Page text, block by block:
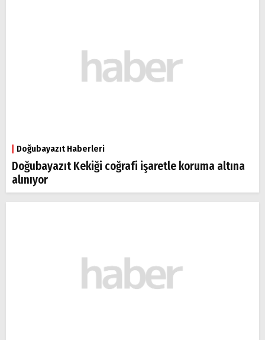
Doğubayazıt Haberleri
Doğubayazıt Kekiği coğrafi işaretle koruma altına
alınıyor